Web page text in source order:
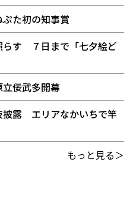
た初の知事賞
らす ７日まで「七夕絵ど
佞武多開幕
披露 エリアなかいちで竿
もっと見る＞